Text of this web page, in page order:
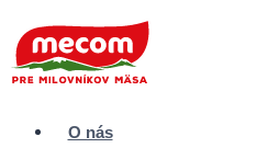
Prejsť
na
obsah
O nás